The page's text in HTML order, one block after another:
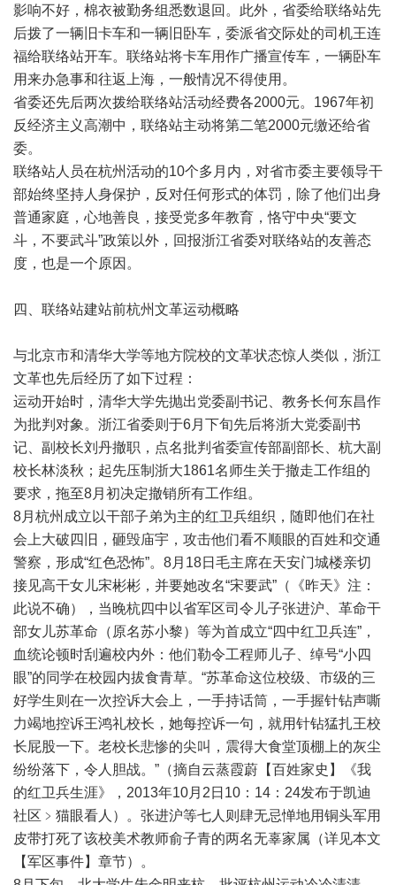
影响不好，棉衣被勤务组悉数退回。此外，省委给联络站先
后拨了一辆旧卡车和一辆旧卧车，委派省交际处的司机王连
福给联络站开车。联络站将卡车用作广播宣传车，一辆卧车
用来办急事和往返上海，一般情况不得使用。
省委还先后两次拨给联络站活动经费各2000元。1967年初
反经济主义高潮中，联络站主动将第二笔2000元缴还给省
委。
联络站人员在杭州活动的10个多月内，对省市委主要领导干
部始终坚持人身保护，反对任何形式的体罚，除了他们出身
普通家庭，心地善良，接受党多年教育，恪守中央“要文
斗，不要武斗”政策以外，回报浙江省委对联络站的友善态
度，也是一个原因。
四、联络站建站前杭州文革运动概略
与北京市和清华大学等地方院校的文革状态惊人类似，浙江
文革也先后经历了如下过程：
运动开始时，清华大学先抛出党委副书记、教务长何东昌作
为批判对象。浙江省委则于6月下旬先后将浙大党委副书
记、副校长刘丹撤职，点名批判省委宣传部副部长、杭大副
校长林淡秋；起先压制浙大1861名师生关于撤走工作组的
要求，拖至8月初决定撤销所有工作组。
8月杭州成立以干部子弟为主的红卫兵组织，随即他们在社
会上大破四旧，砸毁庙宇，攻击他们看不顺眼的百姓和交通
警察，形成“红色恐怖”。8月18日毛主席在天安门城楼亲切
接见高干女儿宋彬彬，并要她改名“宋要武”（《昨天》注：
此说不确），当晚杭四中以省军区司令儿子张进沪、革命干
部女儿苏革命（原名苏小黎）等为首成立“四中红卫兵连”，
血统论顿时刮遍校内外：他们勒令工程师儿子、绰号“小四
眼”的同学在校园内拔食青草。“苏革命这位校级、市级的三
好学生则在一次控诉大会上，一手持话筒，一手握针钻声嘶
力竭地控诉王鸿礼校长，她每控诉一句，就用针钻猛扎王校
长屁股一下。老校长悲惨的尖叫，震得大食堂顶棚上的灰尘
纷纷落下，令人胆战。”（摘自云蒸霞蔚【百姓家史】《我
的红卫兵生涯》，2013年10月2日10：14：24发布于凯迪
社区﹥猫眼看人）。张进沪等七人则肆无忌惮地用铜头军用
皮带打死了该校美术教师俞子青的两名无辜家属（详见本文
【军区事件】章节）。